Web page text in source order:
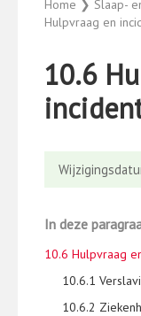
Home ❯ Slaap-
Hulpvraag en
10.6
In deze
10.6 Hulpvraag
10.6.1
10.6.2